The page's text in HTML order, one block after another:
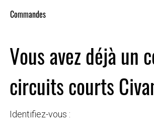
Commandes
Vous avez déjà un
circuits courts
Identifiez-vous :